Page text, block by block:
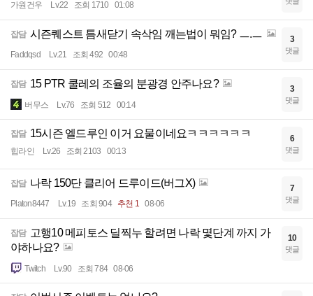
가원건우 Lv.22 조회 1710 01:08
잡담 시즌퀘스트 틈새닫기 속삭임 깨는법이 뭐임? ㅡ.ㅡ
Faddqsd Lv.21 조회 492 00:48
3
댓글
잡담 15 PTR 쿨레의 조율의 분광경 안주나요?
버무스 Lv.76 조회 512 00:14
3
댓글
잡담 15시즌 엘드루인 이거 요물이네요ㅋㅋㅋㅋㅋㅋ
힙라인 Lv.26 조회 2103 00:13
6
댓글
잡담 나락 150단 클리어 드루이드(버그X)
Platon8447 Lv.19 조회 904 추천 1 08-06
7
댓글
잡담 고행10 메피토스 딜찍누 할려면 나락 몇단계 까지 가
야하나요?
Twitch Lv.90 조회 784 08-06
10
댓글